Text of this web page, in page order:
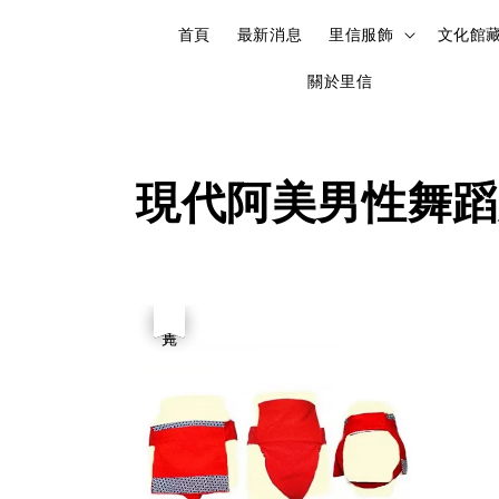
首頁 最新消息 里信服飾 文化館
關於里信
現代阿美男性舞